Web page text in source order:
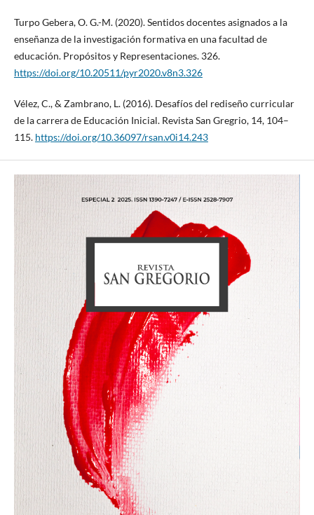
Turpo Gebera, O. G.-M. (2020). Sentidos docentes asignados a la
enseñanza de la investigación formativa en una facultad de
educación. Propósitos y Representaciones. 326.
https://doi.org/10.20511/pyr2020.v8n3.326
Vélez, C., & Zambrano, L. (2016). Desafíos del rediseño curricular
de la carrera de Educación Inicial. Revista San Gregrio, 14, 104–
115. https://doi.org/10.36097/rsan.v0i14.243